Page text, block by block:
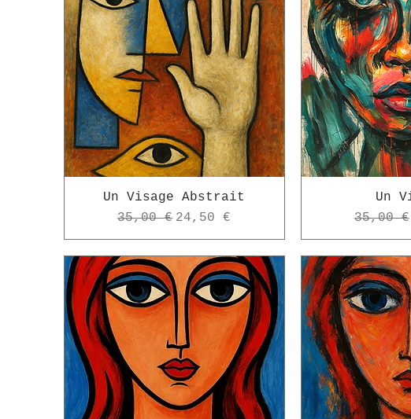
Un Visage Abstrait
Prix original
35,00 € Prix promotionnel
24,50 €
Un
Prix
35,00 €